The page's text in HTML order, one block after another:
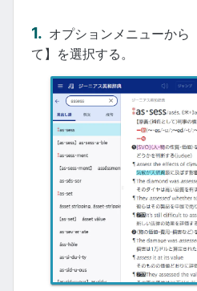
オプションメニューから
て】を選択する。